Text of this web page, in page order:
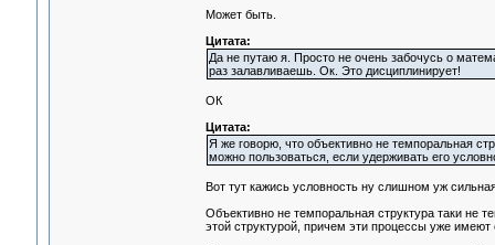
Может быть.
Цитата:
Да не путаю я. Просто не очень забочусь о
раз залавливаешь. Ок. Это дисциплинирует!
ОК
Цитата:
Я же говорю, что объективно не темпоральная
можно пользоваться, если удерживать его
Вот тут кажись условность ну слишном уж
Объективно не темпоральная структура таки не
этой структурой, причем эти процессы уже